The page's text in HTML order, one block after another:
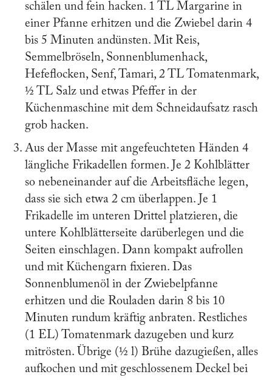
schälen und fein hacken. 1 TL Margarine in
einer Pfanne erhitzen und die Zwiebel darin 4
bis 5 Minuten andünsten. Mit Reis,
Semmelbröseln, Sonnenblumenhack,
Hefeflocken, Senf, Tamari, 2 TL Tomatenmark,
1⁄2 TL Salz und etwas Pfeffer in der
Küchenmaschine mit dem Schneidaufsatz rasch
grob hacken.
Aus der Masse mit angefeuchteten Händen 4
längliche Frikadellen formen. Je 2 Kohlblätter
so nebeneinander auf die Arbeitsfläche legen,
dass sie sich etwa 2 cm überlappen. Je 1
Frikadelle im unteren Drittel platzieren, die
untere Kohlblätterseite darüberlegen und die
Seiten einschlagen. Dann kompakt aufrollen
und mit Küchengarn fixieren. Das
Sonnenblumenöl in der Zwiebelpfanne
erhitzen und die Rouladen darin 8 bis 10
Minuten rundum kräftig anbraten. Restliches
(1 EL) Tomatenmark dazugeben und kurz
mitrösten. Übrige (1⁄2 l) Brühe dazugießen, alles
aufkochen und mit geschlossenem Deckel bei